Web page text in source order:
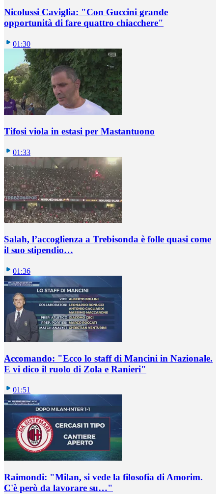
Nicolussi Caviglia: "Con Guccini grande
opportunità di fare quattro chiacchere"
01:30
Tifosi viola in estasi per Mastantuono
01:33
Salah, l’accoglienza a Trebisonda è folle quasi come
il suo stipendio…
01:36
Accomando: "Ecco lo staff di Mancini in Nazionale.
E vi dico il ruolo di Zola e Ranieri"
01:51
Raimondi: "Milan, si vede la filosofia di Amorim.
C'è però da lavorare su…"